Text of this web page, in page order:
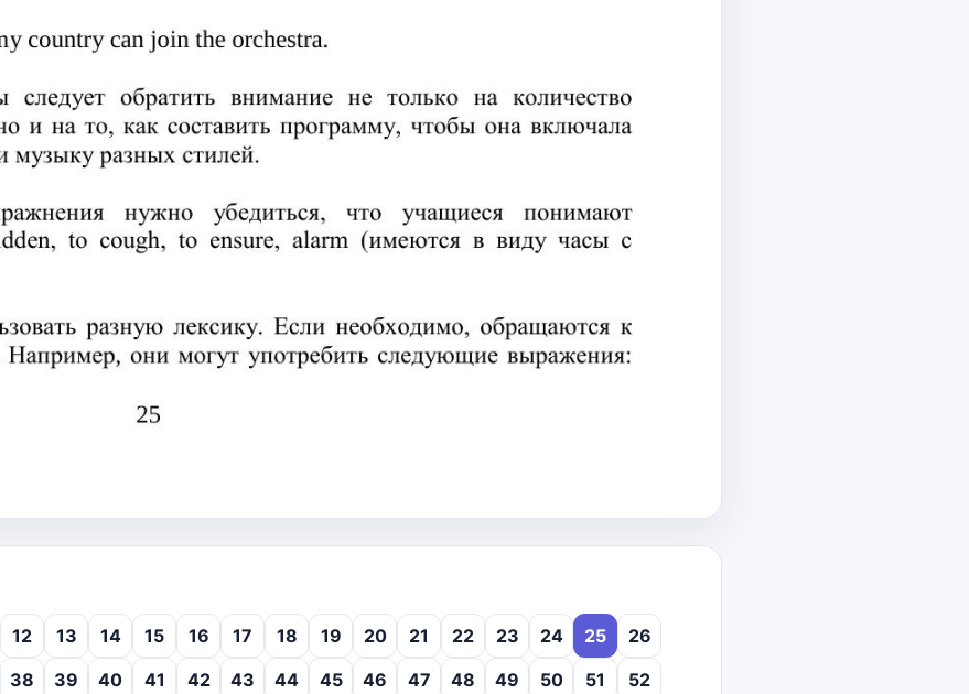
12 13 14 15 16 17 18 19 20 21 22 23 24 25
26
38 39 40 41 42 43 44 45 46 47 48 49 50 51 52